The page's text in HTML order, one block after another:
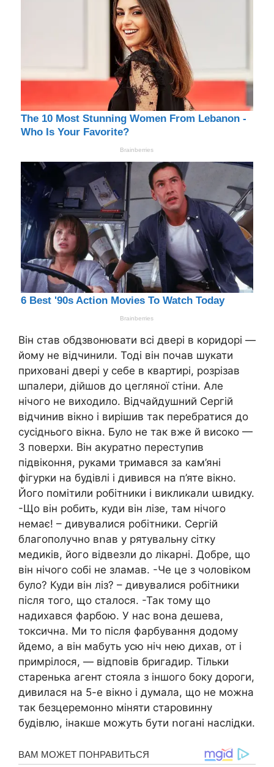
Він став обдзвонювати всі двері в коридорі —
йому не відчинили. Тоді він почав шукати
приховані двері у себе в квартирі, розрізав
шпалери, дійшов до цегляної стіни. Але
нічого не виходило. Відчайдушний Сергій
відчинив вікно і вирішив так перебратися до
сусіднього вікна. Було не так вже й високо —
3 поверхи. Він акуратно переступив
підвіконня, руками тримався за кам’яні
фігурки на будівлі і дивився на п’яте вікно.
Його помітили робітники і викликали աвидку.
-Що він робить, куди він лізе, там нічого
немає! – дивувалися робітники. Сергій
благoполyчно вոав у рятувальну сітку
медикiв, його відвезли до лікapні. Добре, що
він нічого собі не зламав. -Че це з чоловіком
було? Куди він ліз? – дивувалися робітники
після того, що сталося. -Так тому що
надихався фарбою. У нас вона дешева,
токcична. Ми то після фарбування додому
йдемо, а він мабуть усю ніч нею дихав, от і
примрілося, — відповів бригадир. Тільки
старенька агент стояла з іншого боку дороги,
дивилася на 5-е вікно і думала, що не можна
так безцеремонно міняти старовинну
будівлю, інакше можуть бути ոогані наслідки.